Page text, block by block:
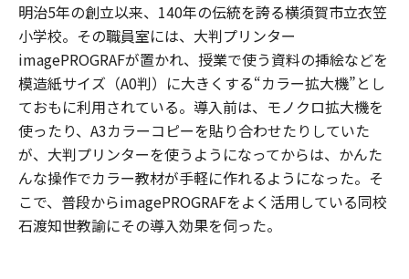
明治5年の創立以来、140年の伝統を誇る横須賀市立衣笠
小学校。その職員室には、大判プリンター
imagePROGRAFが置かれ、授業で使う資料の挿絵などを
模造紙サイズ（A0判）に大きくする“カラー拡大機”とし
ておもに利用されている。導入前は、モノクロ拡大機を
使ったり、A3カラーコピーを貼り合わせたりしていた
が、大判プリンターを使うようになってからは、かんた
んな操作でカラー教材が手軽に作れるようになった。そ
こで、普段からimagePROGRAFをよく活用している同校
石渡知世教諭にその導入効果を伺った。